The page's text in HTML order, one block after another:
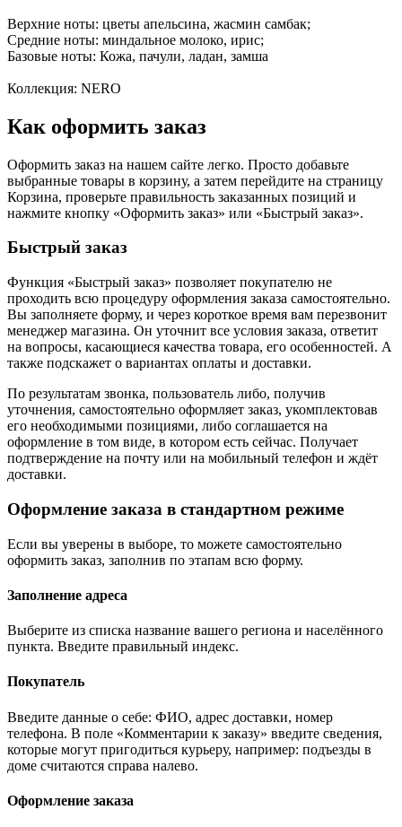
Верхние ноты: цветы апельсина, жасмин самбак;
Средние ноты: миндальное молоко, ирис;
Базовые ноты: Кожа, пачули, ладан, замша
Коллекция: NERO
Как оформить заказ
Оформить заказ на нашем сайте легко. Просто добавьте
выбранные товары в корзину, а затем перейдите на страницу
Корзина, проверьте правильность заказанных позиций и
нажмите кнопку «Оформить заказ» или «Быстрый заказ».
Быстрый заказ
Функция «Быстрый заказ» позволяет покупателю не
проходить всю процедуру оформления заказа самостоятельно.
Вы заполняете форму, и через короткое время вам перезвонит
менеджер магазина. Он уточнит все условия заказа, ответит
на вопросы, касающиеся качества товара, его особенностей. А
также подскажет о вариантах оплаты и доставки.
По результатам звонка, пользователь либо, получив
уточнения, самостоятельно оформляет заказ, укомплектовав
его необходимыми позициями, либо соглашается на
оформление в том виде, в котором есть сейчас. Получает
подтверждение на почту или на мобильный телефон и ждёт
доставки.
Оформление заказа в стандартном режиме
Если вы уверены в выборе, то можете самостоятельно
оформить заказ, заполнив по этапам всю форму.
Заполнение адреса
Выберите из списка название вашего региона и населённого
пункта. Введите правильный индекс.
Покупатель
Введите данные о себе: ФИО, адрес доставки, номер
телефона. В поле «Комментарии к заказу» введите сведения,
которые могут пригодиться курьеру, например: подъезды в
доме считаются справа налево.
Оформление заказа